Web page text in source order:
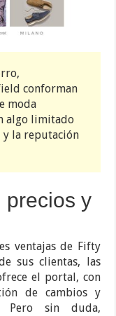
conforman
moda
algo limitado
la reputación
precios y
ventajas de Fifty
sus clientas, las
el portal, con
de cambios y
Pero sin duda,